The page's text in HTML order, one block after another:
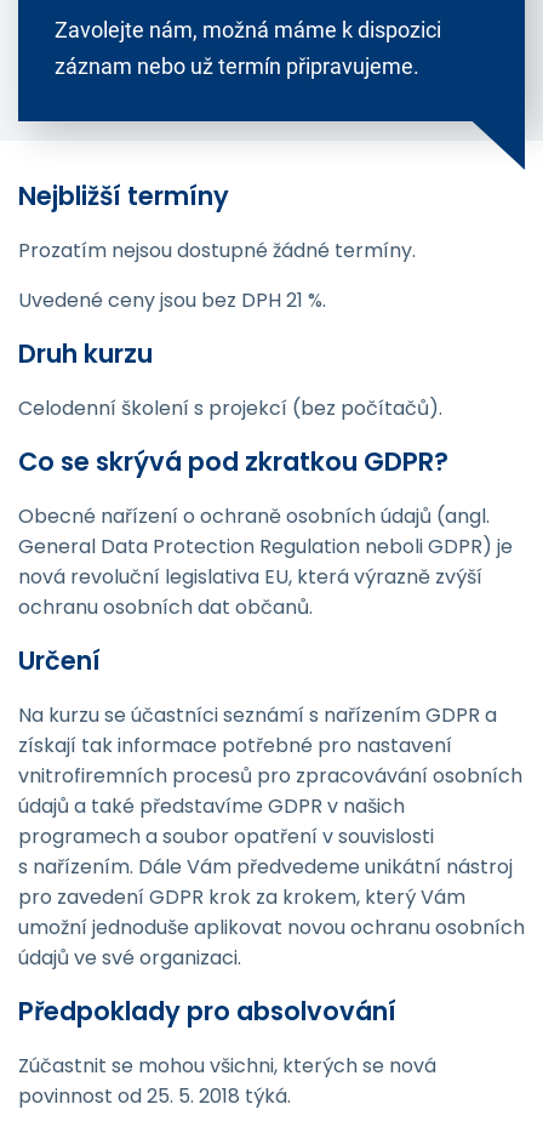
Zavolejte nám, možná máme k dispozici
záznam nebo už termín připravujeme.
Nejbližší termíny
Prozatím nejsou dostupné žádné termíny.
Uvedené ceny jsou bez DPH 21 %.
Druh kurzu
Celodenní školení s projekcí (bez počítačů).
Co se skrývá pod zkratkou GDPR?
Obecné nařízení o ochraně osobních údajů (angl.
General Data Protection Regulation neboli GDPR) je
nová revoluční legislativa EU, která výrazně zvýší
ochranu osobních dat občanů.
Určení
Na kurzu se účastníci seznámí s nařízením GDPR a
získají tak informace potřebné pro nastavení
vnitrofiremních procesů pro zpracovávání osobních
údajů a také představíme GDPR v našich
programech a soubor opatření v souvislosti
s nařízením. Dále Vám předvedeme unikátní nástroj
pro zavedení GDPR krok za krokem, který Vám
umožní jednoduše aplikovat novou ochranu osobních
údajů ve své organizaci.
Předpoklady pro absolvování
Zúčastnit se mohou všichni, kterých se nová
povinnost od 25. 5. 2018 týká.